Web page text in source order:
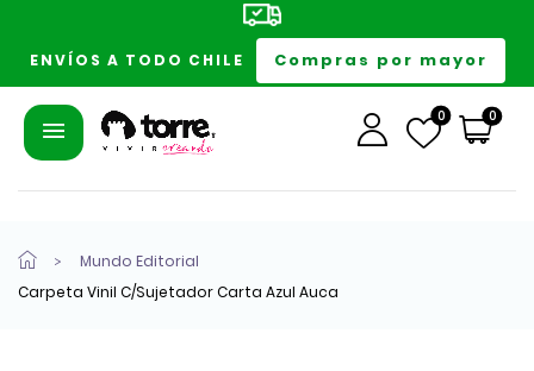
ENVÍOS A TODO CHILE Compras por mayor
0 0
Mundo Editorial
Carpeta Vinil C/Sujetador Carta Azul Auca